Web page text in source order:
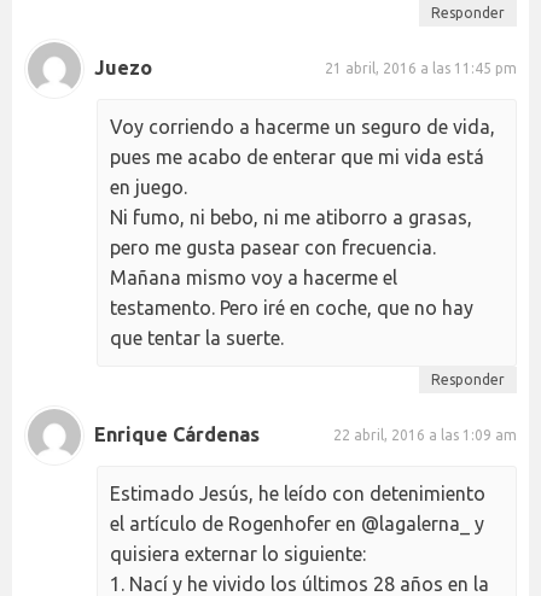
Responder
Juezo 21 abril, 2016 a las 11:45 pm
Voy corriendo a hacerme un seguro de vida,
pues me acabo de enterar que mi vida está
en juego.
Ni fumo, ni bebo, ni me atiborro a grasas,
pero me gusta pasear con frecuencia.
Mañana mismo voy a hacerme el
testamento. Pero iré en coche, que no hay
que tentar la suerte.
Responder
Enrique Cárdenas 22 abril, 2016 a las 1:09 am
Estimado Jesús, he leído con detenimiento
el artículo de Rogenhofer en @lagalerna_ y
quisiera externar lo siguiente:
1. Nací y he vivido los últimos 28 años en la